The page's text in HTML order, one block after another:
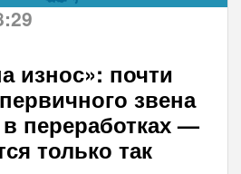
износ»: почти
звена
переработках —
только так